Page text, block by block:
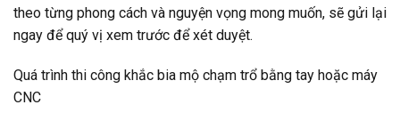
theo từng phong cách và nguyện vọng mong muốn, sẽ gửi lại
ngay để quý vị xem trước để xét duyệt.
Quá trình thi công khắc bia mộ chạm trổ bằng tay hoặc máy
CNC